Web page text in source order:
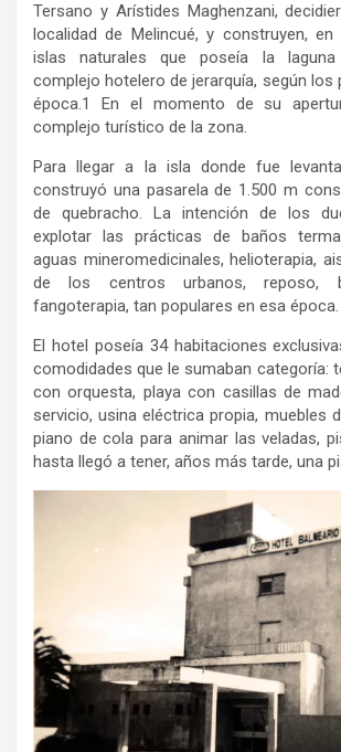
Tersano y Arístides Maghenzani,
localidad de Melincué, y construyen,
islas naturales que poseía la laguna
complejo hotelero de jerarquía, según los
época.1 En el momento de su
complejo turístico de la zona.
Para llegar a la isla donde fue
construyó una pasarela de 1.500 m
de quebracho. La intención de los
explotar las prácticas de baños
aguas mineromedicinales, helioterapia,
de los centros urbanos, reposo,
fangoterapia, tan populares en esa época.
El hotel poseía 34 habitaciones
comodidades que le sumaban categoría:
con orquesta, playa con casillas de
servicio, usina eléctrica propia, muebles
piano de cola para animar las veladas,
hasta llegó a tener, años más tarde, una